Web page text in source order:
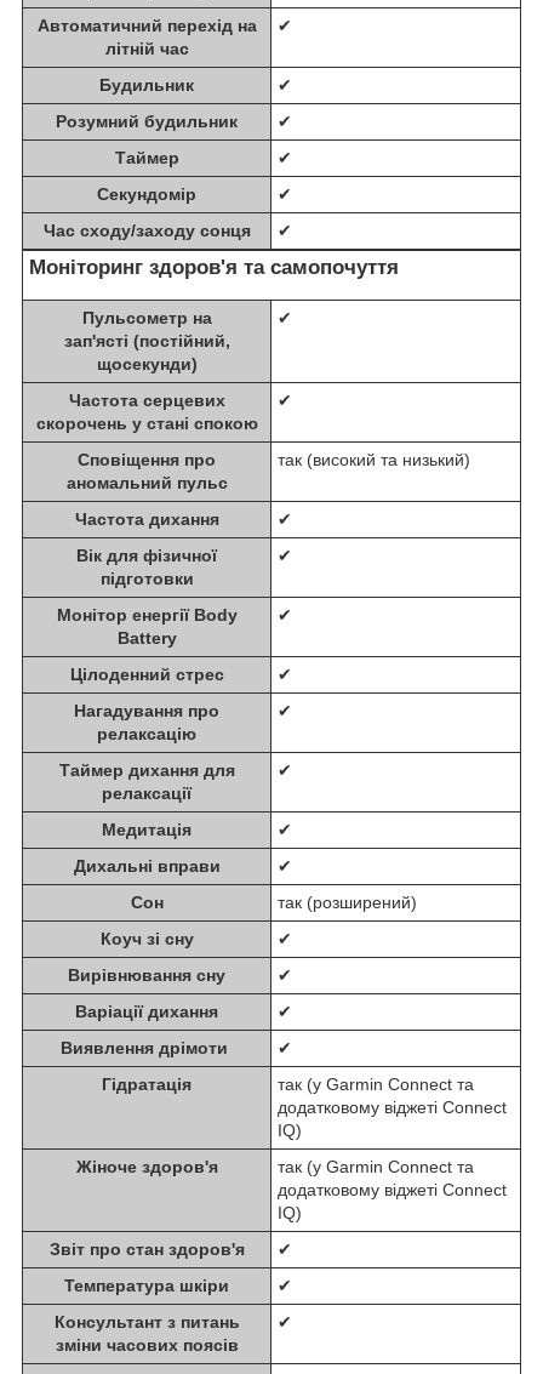
Автоматичний перехід на
літній час
✔
Будильник
✔
Розумний будильник
✔
Таймер
✔
Секундомір
✔
Час сходу/заходу сонця
✔
Моніторинг здоров'я та самопочуття
Пульсометр на
зап'ясті (постійний,
щосекунди)
✔
Частота серцевих
скорочень у стані спокою
✔
Сповіщення про
аномальний пульс
так (високий та низький)
Частота дихання
✔
Вік для фізичної
підготовки
✔
Монітор енергії Body
Battery
✔
Цілоденний стрес
✔
Нагадування про
релаксацію
✔
Таймер дихання для
релаксації
✔
Медитація
✔
Дихальні вправи
✔
Сон
так (розширений)
Коуч зі сну
✔
Вирівнювання сну
✔
Варіації дихання
✔
Виявлення дрімоти
✔
Гідратація
так (у Garmin Connect та
додатковому віджеті Connect
IQ)
Жіноче здоров'я
так (у Garmin Connect та
додатковому віджеті Connect
IQ)
Звіт про стан здоров'я
✔
Температура шкіри
✔
Консультант з питань
зміни часових поясів
✔